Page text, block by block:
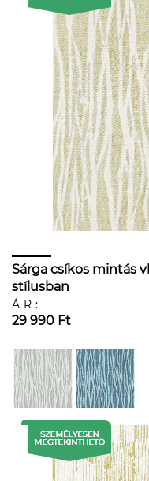
Sárga csíkos mintás
stílusban
ÁR:
29 990 Ft